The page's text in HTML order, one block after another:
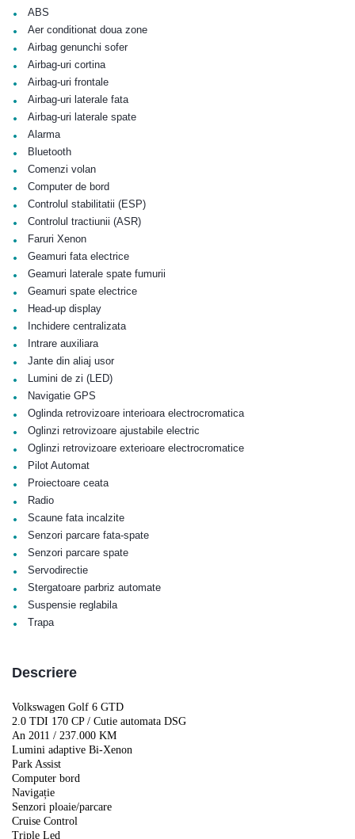
• ABS
• Aer conditionat doua zone
• Airbag genunchi sofer
• Airbag-uri cortina
• Airbag-uri frontale
• Airbag-uri laterale fata
• Airbag-uri laterale spate
• Alarma
• Bluetooth
• Comenzi volan
• Computer de bord
• Controlul stabilitatii (ESP)
• Controlul tractiunii (ASR)
• Faruri Xenon
• Geamuri fata electrice
• Geamuri laterale spate fumurii
• Geamuri spate electrice
• Head-up display
• Inchidere centralizata
• Intrare auxiliara
• Jante din aliaj usor
• Lumini de zi (LED)
• Navigatie GPS
• Oglinda retrovizoare interioara electrocromatica
• Oglinzi retrovizoare ajustabile electric
• Oglinzi retrovizoare exterioare electrocromatice
• Pilot Automat
• Proiectoare ceata
• Radio
• Scaune fata incalzite
• Senzori parcare fata-spate
• Senzori parcare spate
• Servodirectie
• Stergatoare parbriz automate
• Suspensie reglabila
• Trapa
Descriere
Volkswagen Golf 6 GTD
2.0 TDI 170 CP / Cutie automata DSG
An 2011 / 237.000 KM
Lumini adaptive Bi-Xenon
Park Assist
Computer bord
Navigație
Senzori ploaie/parcare
Cruise Control
Triple Led